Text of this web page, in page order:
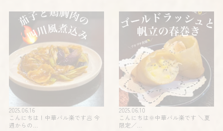
2025.06.16
こんにちは！中華バル楽です🥟 今
週からの…
2025.06.10
こんにちは🌞中華バル楽です️ ＼夏
限定️／…